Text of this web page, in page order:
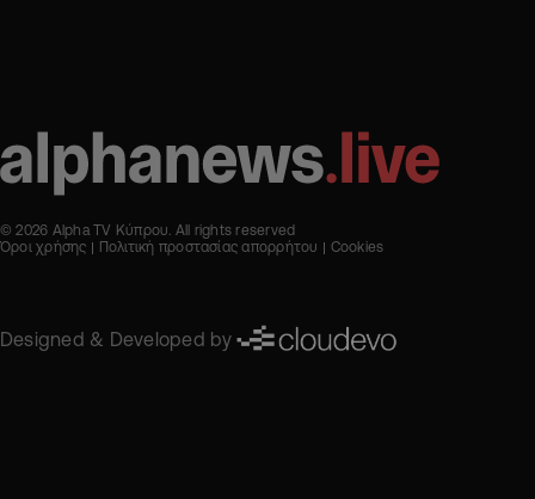
© 2026 Alpha TV Κύπρου. All rights reserved
Όροι χρήσης
Πολιτική προστασίας απορρήτου Cookies
Designed & Developed by